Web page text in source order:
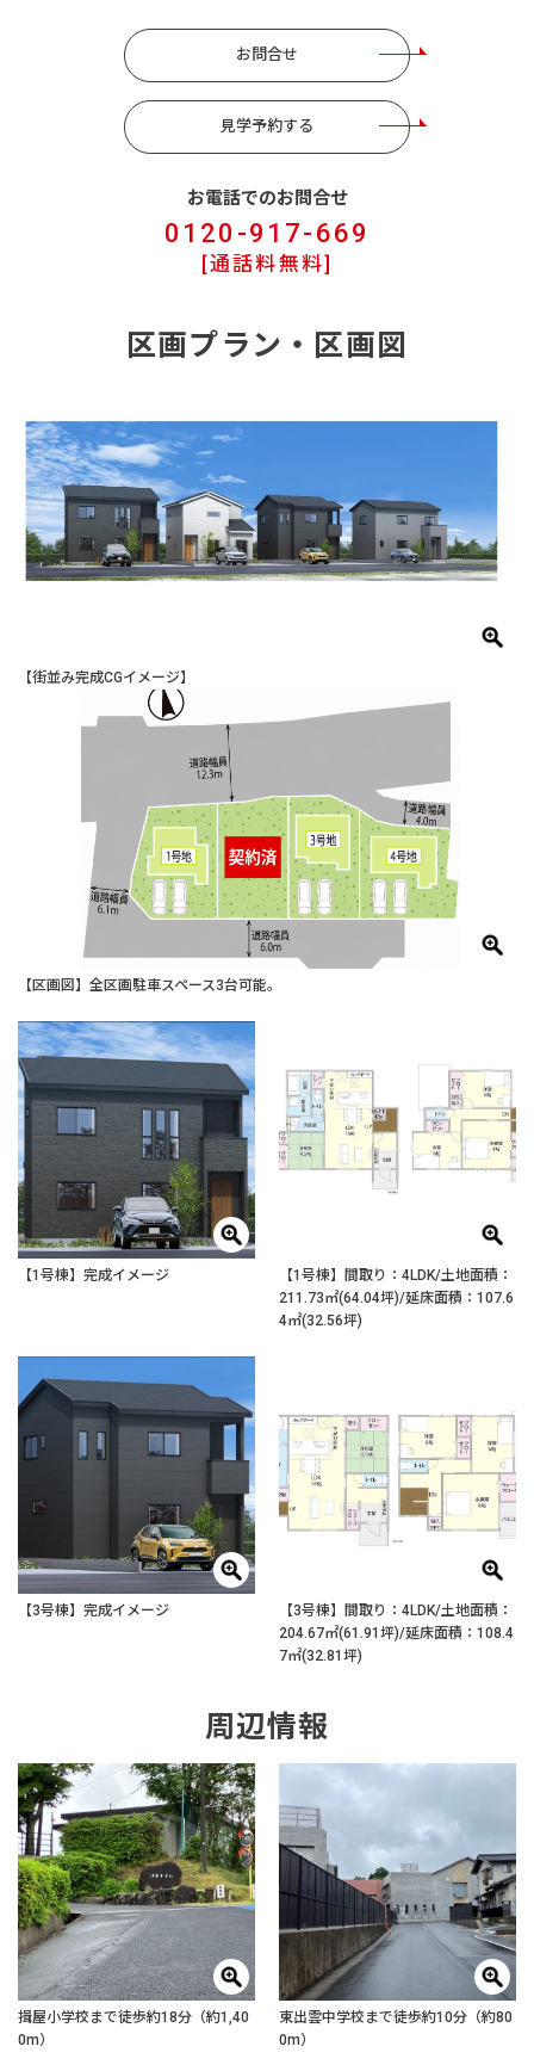
お問合せ
見学予約する
お電話でのお問合せ
0120-917-669
[通話料無料]
区画プラン・区画図
【街並み完成CGイメージ】
【区画図】全区画駐車スペース3台可能。
【1号棟】完成イメージ
【1号棟】間取り：4LDK/土地面積：
211.73㎡(64.04坪)/延床面積：107.6
4㎡(32.56坪)
【3号棟】完成イメージ
【3号棟】間取り：4LDK/土地面積：
204.67㎡(61.91坪)/延床面積：108.4
7㎡(32.81坪)
周辺情報
揖屋小学校まで徒歩約18分（約1,40
0m）
東出雲中学校まで徒歩約10分（約80
0m）